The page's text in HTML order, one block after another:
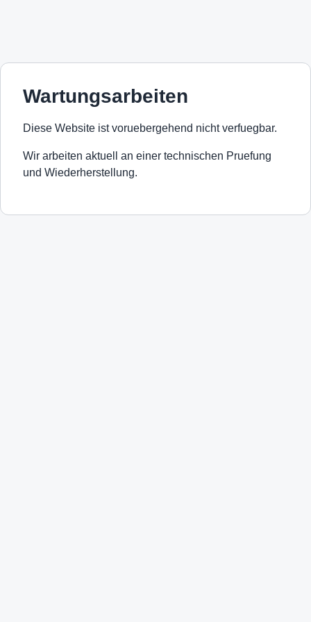
Wartungsarbeiten
Diese Website ist voruebergehend nicht verfuegbar.
Wir arbeiten aktuell an einer technischen Pruefung
und Wiederherstellung.